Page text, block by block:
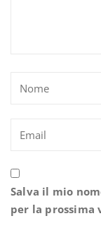
Salva il mio
per la prossima